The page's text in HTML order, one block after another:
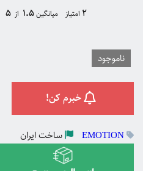
2 امتیاز میانگین1.5 از 5
ناموجود
خبرم کن!
EMOTION ساختایران